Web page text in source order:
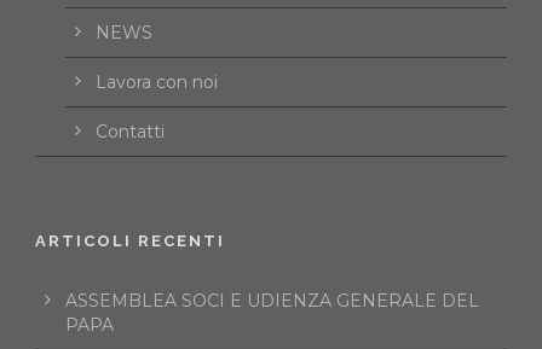
NEWS
Lavora con noi
Contatti
ARTICOLI RECENTI
ASSEMBLEA SOCI E UDIENZA GENERALE DEL
PAPA